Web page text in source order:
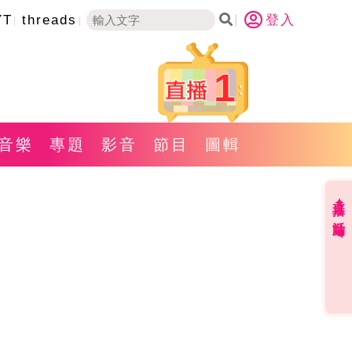
threads 登入
1
樂 專題 影音 節目 圖輯
直播✦活動